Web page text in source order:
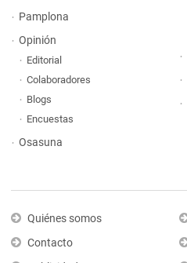
Pamplona
Opinión
Editorial
Colaboradores
Blogs
Encuestas
Osasuna
Quiénes somos
Contacto